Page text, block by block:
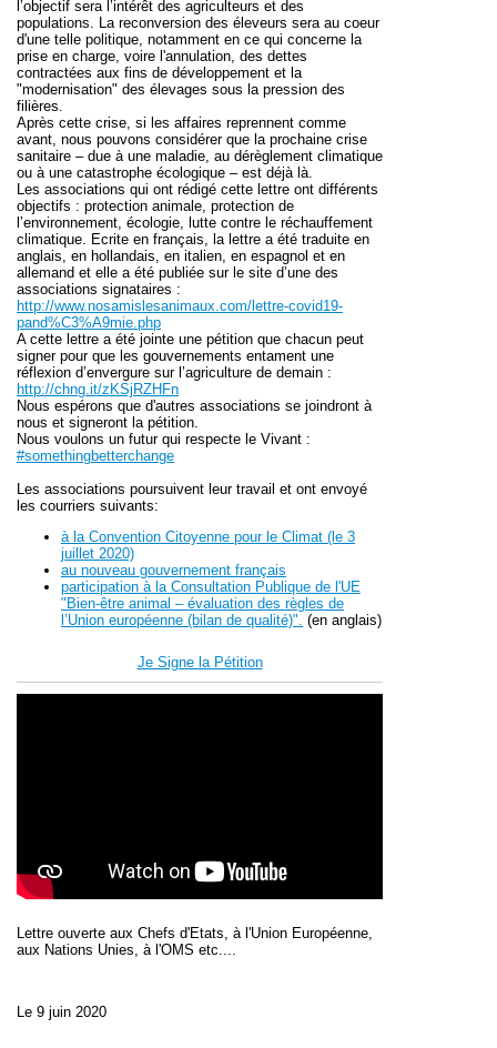
l’objectif sera l’intérêt des agriculteurs et des
populations. La reconversion des éleveurs sera au coeur
d'une telle politique, notamment en ce qui concerne la
prise en charge, voire l'annulation, des dettes
contractées aux fins de développement et la
"modernisation" des élevages sous la pression des
filières.
Après cette crise, si les affaires reprennent comme
avant, nous pouvons considérer que la prochaine crise
sanitaire – due à une maladie, au dérèglement climatique
ou à une catastrophe écologique – est déjà là.
Les associations qui ont rédigé cette lettre ont différents
objectifs : protection animale, protection de
l’environnement, écologie, lutte contre le réchauffement
climatique. Ecrite en français, la lettre a été traduite en
anglais, en hollandais, en italien, en espagnol et en
allemand et elle a été publiée sur le site d’une des
associations signataires :
http://www.nosamislesanimaux.com/lettre-covid19-
pand%C3%A9mie.php
A cette lettre a été jointe une pétition que chacun peut
signer pour que les gouvernements entament une
réflexion d’envergure sur l’agriculture de demain :
http://chng.it/zKSjRZHFn
Nous espérons que d'autres associations se joindront à
nous et signeront la pétition.
Nous voulons un futur qui respecte le Vivant :
#somethingbetterchange
Les associations poursuivent leur travail et ont envoyé
les courriers suivants:
à la Convention Citoyenne pour le Climat (le 3
juillet 2020)
au nouveau gouvernement français
participation à la Consultation Publique de l'UE
"Bien-être animal – évaluation des règles de
l’Union européenne (bilan de qualité)". (en anglais)
Je Signe la Pétition
Lettre ouverte aux Chefs d'Etats, à l'Union Européenne,
aux Nations Unies, à l'OMS etc....
Le 9 juin 2020